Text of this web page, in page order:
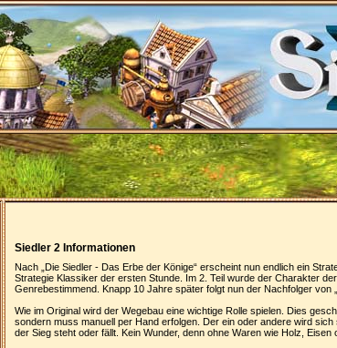
Siedler 2 Informationen
Nach „Die Siedler - Das Erbe der Könige“ erscheint nun endlich ein
Strategie Klassiker der ersten Stunde. Im 2. Teil wurde der Charakter
Genrebestimmend. Knapp 10 Jahre später folgt nun der Nachfolger von
Wie im Original wird der Wegebau eine wichtige Rolle spielen. Dies
sondern muss manuell per Hand erfolgen. Der ein oder andere wird
der Sieg steht oder fällt. Kein Wunder, denn ohne Waren wie Holz, Eisen